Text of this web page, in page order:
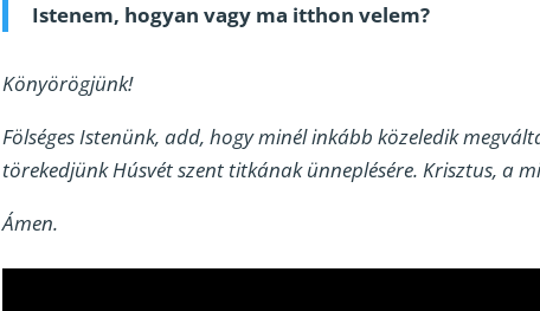
Istenem, hogyan vagy ma itthon velem?
Könyörögjünk!
Fölséges Istenünk, add, hogy minél inkább közeledik
törekedjünk Húsvét szent titkának ünneplésére. Krisztus, a
Ámen.